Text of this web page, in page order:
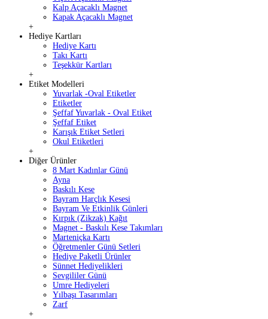
Kalp Açacaklı Magnet
Kapak Açacaklı Magnet
+
Hediye Kartları
Hediye Kartı
Takı Kartı
Teşekkür Kartları
+
Etiket Modelleri
Yuvarlak -Oval Etiketler
Etiketler
Şeffaf Yuvarlak - Oval Etiket
Şeffaf Etiket
Karışık Etiket Setleri
Okul Etiketleri
+
Diğer Ürünler
8 Mart Kadınlar Günü
Ayna
Baskılı Kese
Bayram Harçlık Kesesi
Bayram Ve Etkinlik Günleri
Kırpık (Zikzak) Kağıt
Magnet - Baskılı Kese Takımları
Marteniçka Kartı
Öğretmenler Günü Setleri
Hediye Paketli Ürünler
Sünnet Hediyelikleri
Sevgililer Günü
Umre Hediyeleri
Yılbaşı Tasarımları
Zarf
+